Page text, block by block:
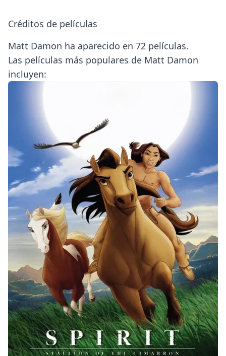
Créditos de películas
Matt Damon ha aparecido en 72 películas.
Las películas más populares de Matt Damon
incluyen: